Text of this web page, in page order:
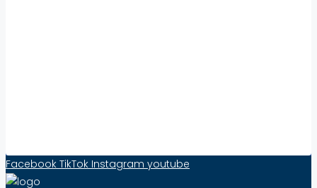
Facebook TikTok Instagram youtube